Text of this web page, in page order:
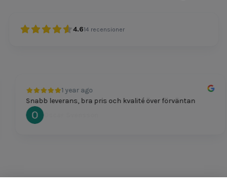
4.614 recensioner
1 year ago
Snabb leverans, bra pris och kvalité över förväntan
Oscar Svensson